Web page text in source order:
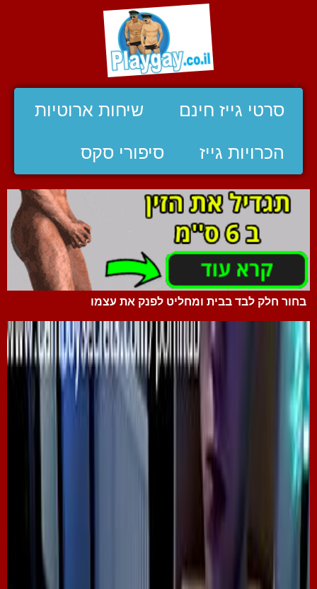
סרטי גייז חינם שיחות ארוטיות
הכרויות גייז סיפורי סקס
בחור חלק לבד בבית ומחליט לפנק את עצמו